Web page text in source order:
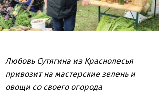
Любовь Сутягина из Краснолесья
привозит на мастерские зелень и
овощи со своего огорода